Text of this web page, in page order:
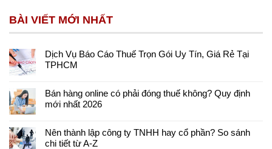
BÀI VIẾT MỚI NHẤT
Dịch Vụ Báo Cáo Thuế Trọn Gói Uy Tín, Giá Rẻ Tại
TPHCM
Bán hàng online có phải đóng thuế không? Quy định
mới nhất 2026
Nên thành lập công ty TNHH hay cổ phần? So sánh
chi tiết từ A-Z